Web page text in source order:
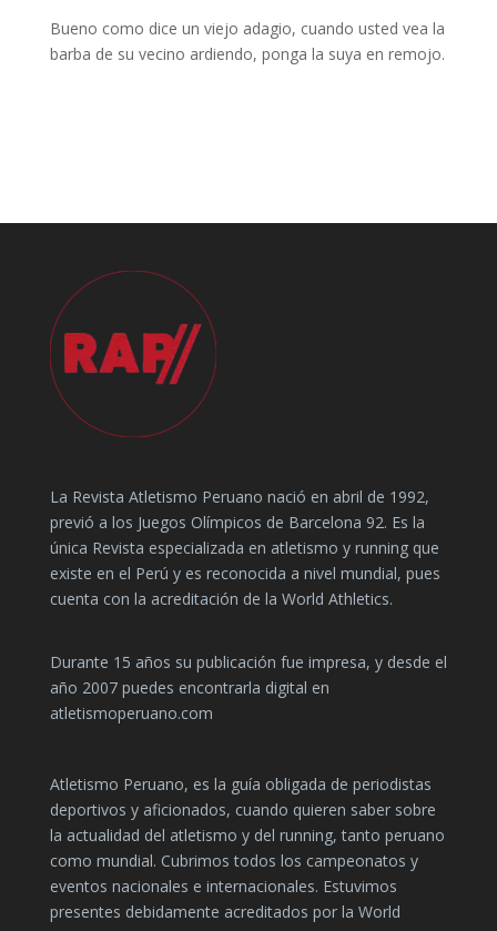
Bueno como dice un viejo adagio, cuando usted vea la
barba de su vecino ardiendo, ponga la suya en remojo.
La Revista Atletismo Peruano nació en abril de 1992,
previó a los Juegos Olímpicos de Barcelona 92. Es la
única Revista especializada en atletismo y running que
existe en el Perú y es reconocida a nivel mundial, pues
cuenta con la acreditación de la World Athletics.
Durante 15 años su publicación fue impresa, y desde el
año 2007 puedes encontrarla digital en
atletismoperuano.com
Atletismo Peruano, es la guía obligada de periodistas
deportivos y aficionados, cuando quieren saber sobre
la actualidad del atletismo y del running, tanto peruano
como mundial. Cubrimos todos los campeonatos y
eventos nacionales e internacionales. Estuvimos
presentes debidamente acreditados por la World